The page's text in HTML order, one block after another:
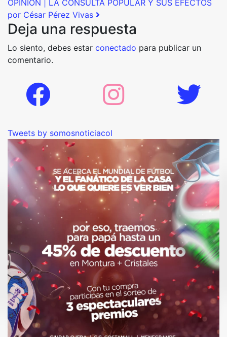
OPINION | LA CONSULTA POPULAR Y SUS EFECTOS
por César Pérez Vivas
Deja una respuesta
Lo siento, debes estar conectado para publicar un
comentario.
Tweets by somosnoticiacol